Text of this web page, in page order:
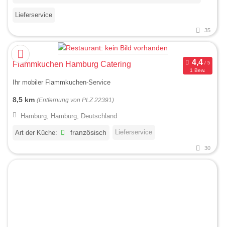
Lieferservice
35
Flammkuchen Hamburg Catering
1 Bew.
Ihr mobiler Flammkuchen-Service
8,5 km (Entfernung von PLZ 22391)
Hamburg, Hamburg, Deutschland
Art der Küche: französisch Lieferservice
30